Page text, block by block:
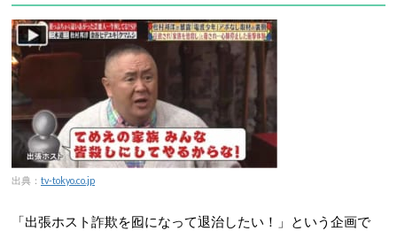
出典： tv-tokyo.co.jp
「出張ホスト詐欺を囮になって退治したい！」という企画で